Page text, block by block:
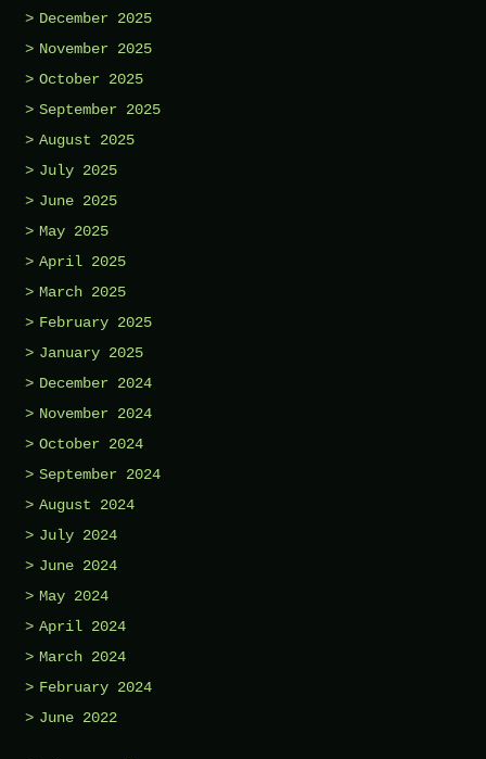
December 2025
November 2025
October 2025
September 2025
August 2025
July 2025
June 2025
May 2025
April 2025
March 2025
February 2025
January 2025
December 2024
November 2024
October 2024
September 2024
August 2024
July 2024
June 2024
May 2024
April 2024
March 2024
February 2024
June 2022